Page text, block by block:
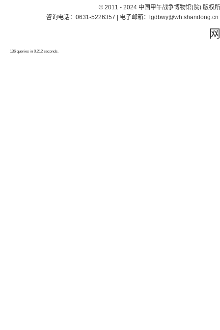
© 2011 - 2024 中国甲午战争博物馆(院) 版
咨询电话：0631-5226357 | 电子邮箱：
136 queries in 0.212 seconds.